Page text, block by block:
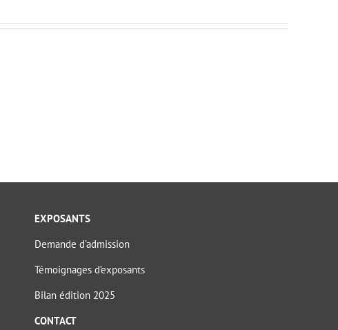
EXPOSANTS
Demande d’admission
Témoignages d’exposants
Bilan édition 2025
CONTACT